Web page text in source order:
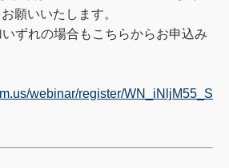
願いいたします。
ずれの場合もこちらからお申込み
webinar/register/WN_iNljM55_S